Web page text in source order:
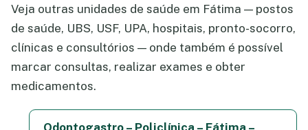
Veja outras unidades de saúde em Fátima — postos
de saúde, UBS, USF, UPA, hospitais, pronto-socorro,
clínicas e consultórios — onde também é possível
marcar consultas, realizar exames e obter
medicamentos.
Odontogastro – Policlínica – Fátima –